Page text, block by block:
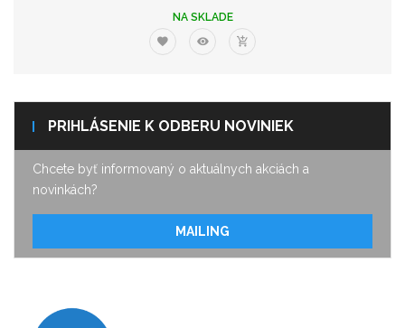
NA SKLADE
PRIHLÁSENIE K ODBERU NOVINIEK
Chcete byť informovaný o aktuálnych akciách a
novinkách?
MAILING